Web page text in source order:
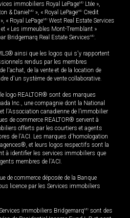
immobiliers Royal LePageMD Ltée »,
& Daniel MD », « Royal LePageMD Credit
« Royal LePageMD West Real Estate Services
« Les immeubles Mont-Tremblant »
Bridgemarq Real Estate ServicesMD.
ainsi que les logos qui s'y rapportent
rendus par les membres
l'achat, de la vente et de la location de
d'un système de vente collaborative.
logo REALTOR® sont des marques
Inc., une compagnie dont la National
l'Association canadienne de l’immobilier
de commerce REALTOR® servent à
offerts par les courtiers et agents
de l'ACI. Les marques d'homologation
et leurs logos respectifs sont la
à identifier les services immobiliers que
membres de l'ACI.
de commerce déposée de la Banque
licence par les Services immobiliers
immobiliers BridgemarqMD sont des